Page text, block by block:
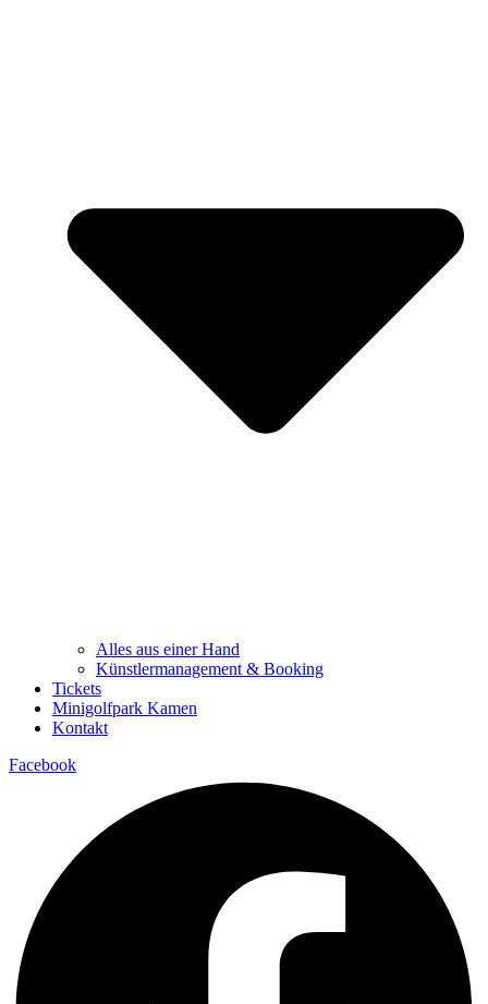
Alles aus einer Hand
Künstlermanagement & Booking
Tickets
Minigolfpark Kamen
Kontakt
Facebook